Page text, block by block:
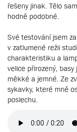
řešeny jinak. Tělo
hodně podobné.
Své testování jsem
v zatlumené režii
charakteristiku a
velice přirozený,
měkké a jemné. Ze
sykavky, které mně
poslechu.